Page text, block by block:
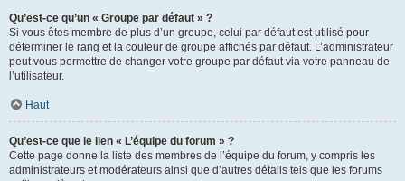
Qu’est-ce qu’un « Groupe par défaut » ?
Si vous êtes membre de plus d’un groupe, celui par défaut est utilisé pour
déterminer le rang et la couleur de groupe affichés par défaut. L’administrateur
peut vous permettre de changer votre groupe par défaut via votre panneau de
l’utilisateur.
Haut
Qu’est-ce que le lien « L’équipe du forum » ?
Cette page donne la liste des membres de l’équipe du forum, y compris les
administrateurs et modérateurs ainsi que d’autres détails tels que les forums